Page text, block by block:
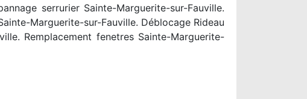
serrurier Sainte-Marguerite-sur-Fauville.
Marguerite-sur-Fauville. Déblocage Rideau
Remplacement fenetres Sainte-Marguerite-